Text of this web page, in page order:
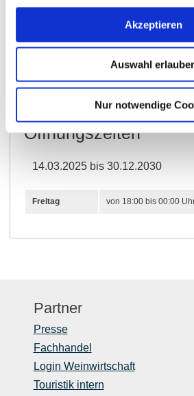
Akzeptieren
Auswahl
Nur notwendige
Allgemein
Weitere Infos & Downloads
Öffnungszeiten
14.03.2025 bis 30.12.2030
Freitag von 18:00 bis 00:00
Partner
Presse
Fachhandel
Login Weinwirtschaft
Touristik intern